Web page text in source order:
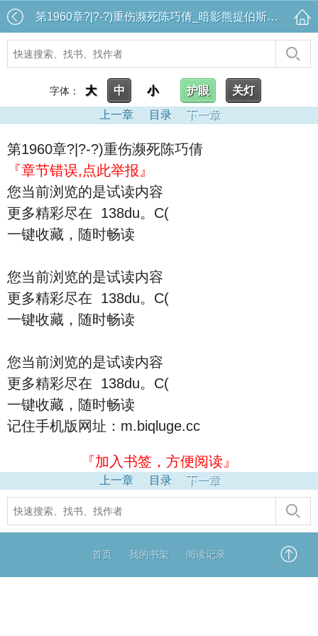
第1960章?|?-?)重伤濒死陈巧倩_暗影熊提伯斯的位面之旅
字体： 大 中 小 护眼
关灯
上一章
目录 下一章
第1960章?|?-?)重伤濒死陈巧倩
『章节错误,点此举报』
您当前浏览的是试读内容
更多精彩尽在 138du。C(
一键收藏，随时畅读
您当前浏览的是试读内容
更多精彩尽在 138du。C(
一键收藏，随时畅读
您当前浏览的是试读内容
更多精彩尽在 138du。C(
一键收藏，随时畅读
记住手机版网址：m.biqluge.cc
『加入书签，方便阅读』
上一章 目录 下一章
首页 我的书架 阅读记录